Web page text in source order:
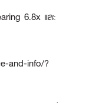
6.8x และ
and-info/?